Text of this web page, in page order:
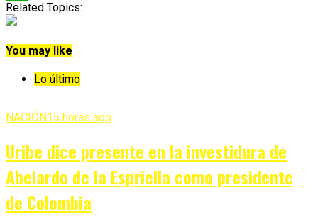
WhatsApp
Related Topics:
You may like
Lo último
NACIÓN15 horas ago
Uribe dice presente en la investidura de
Abelardo de la Espriella como presidente
de Colombia